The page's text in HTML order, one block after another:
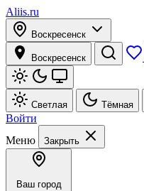
Aliis.ru
Воскресенск
Воскресенск
Светлая Тёмная
Войти
Меню
Закрыть
Ваш город